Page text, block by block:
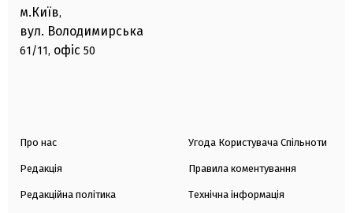
м.Київ,
вул. Володимирська
61/11, офіс 50
Про нас
Редакція
Редакційна політика
Угода Користувача Спільноти
Правила коментування
Технічна інформація